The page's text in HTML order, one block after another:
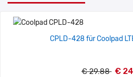
CPLD-428 für Coolpad
€ 29.88 €